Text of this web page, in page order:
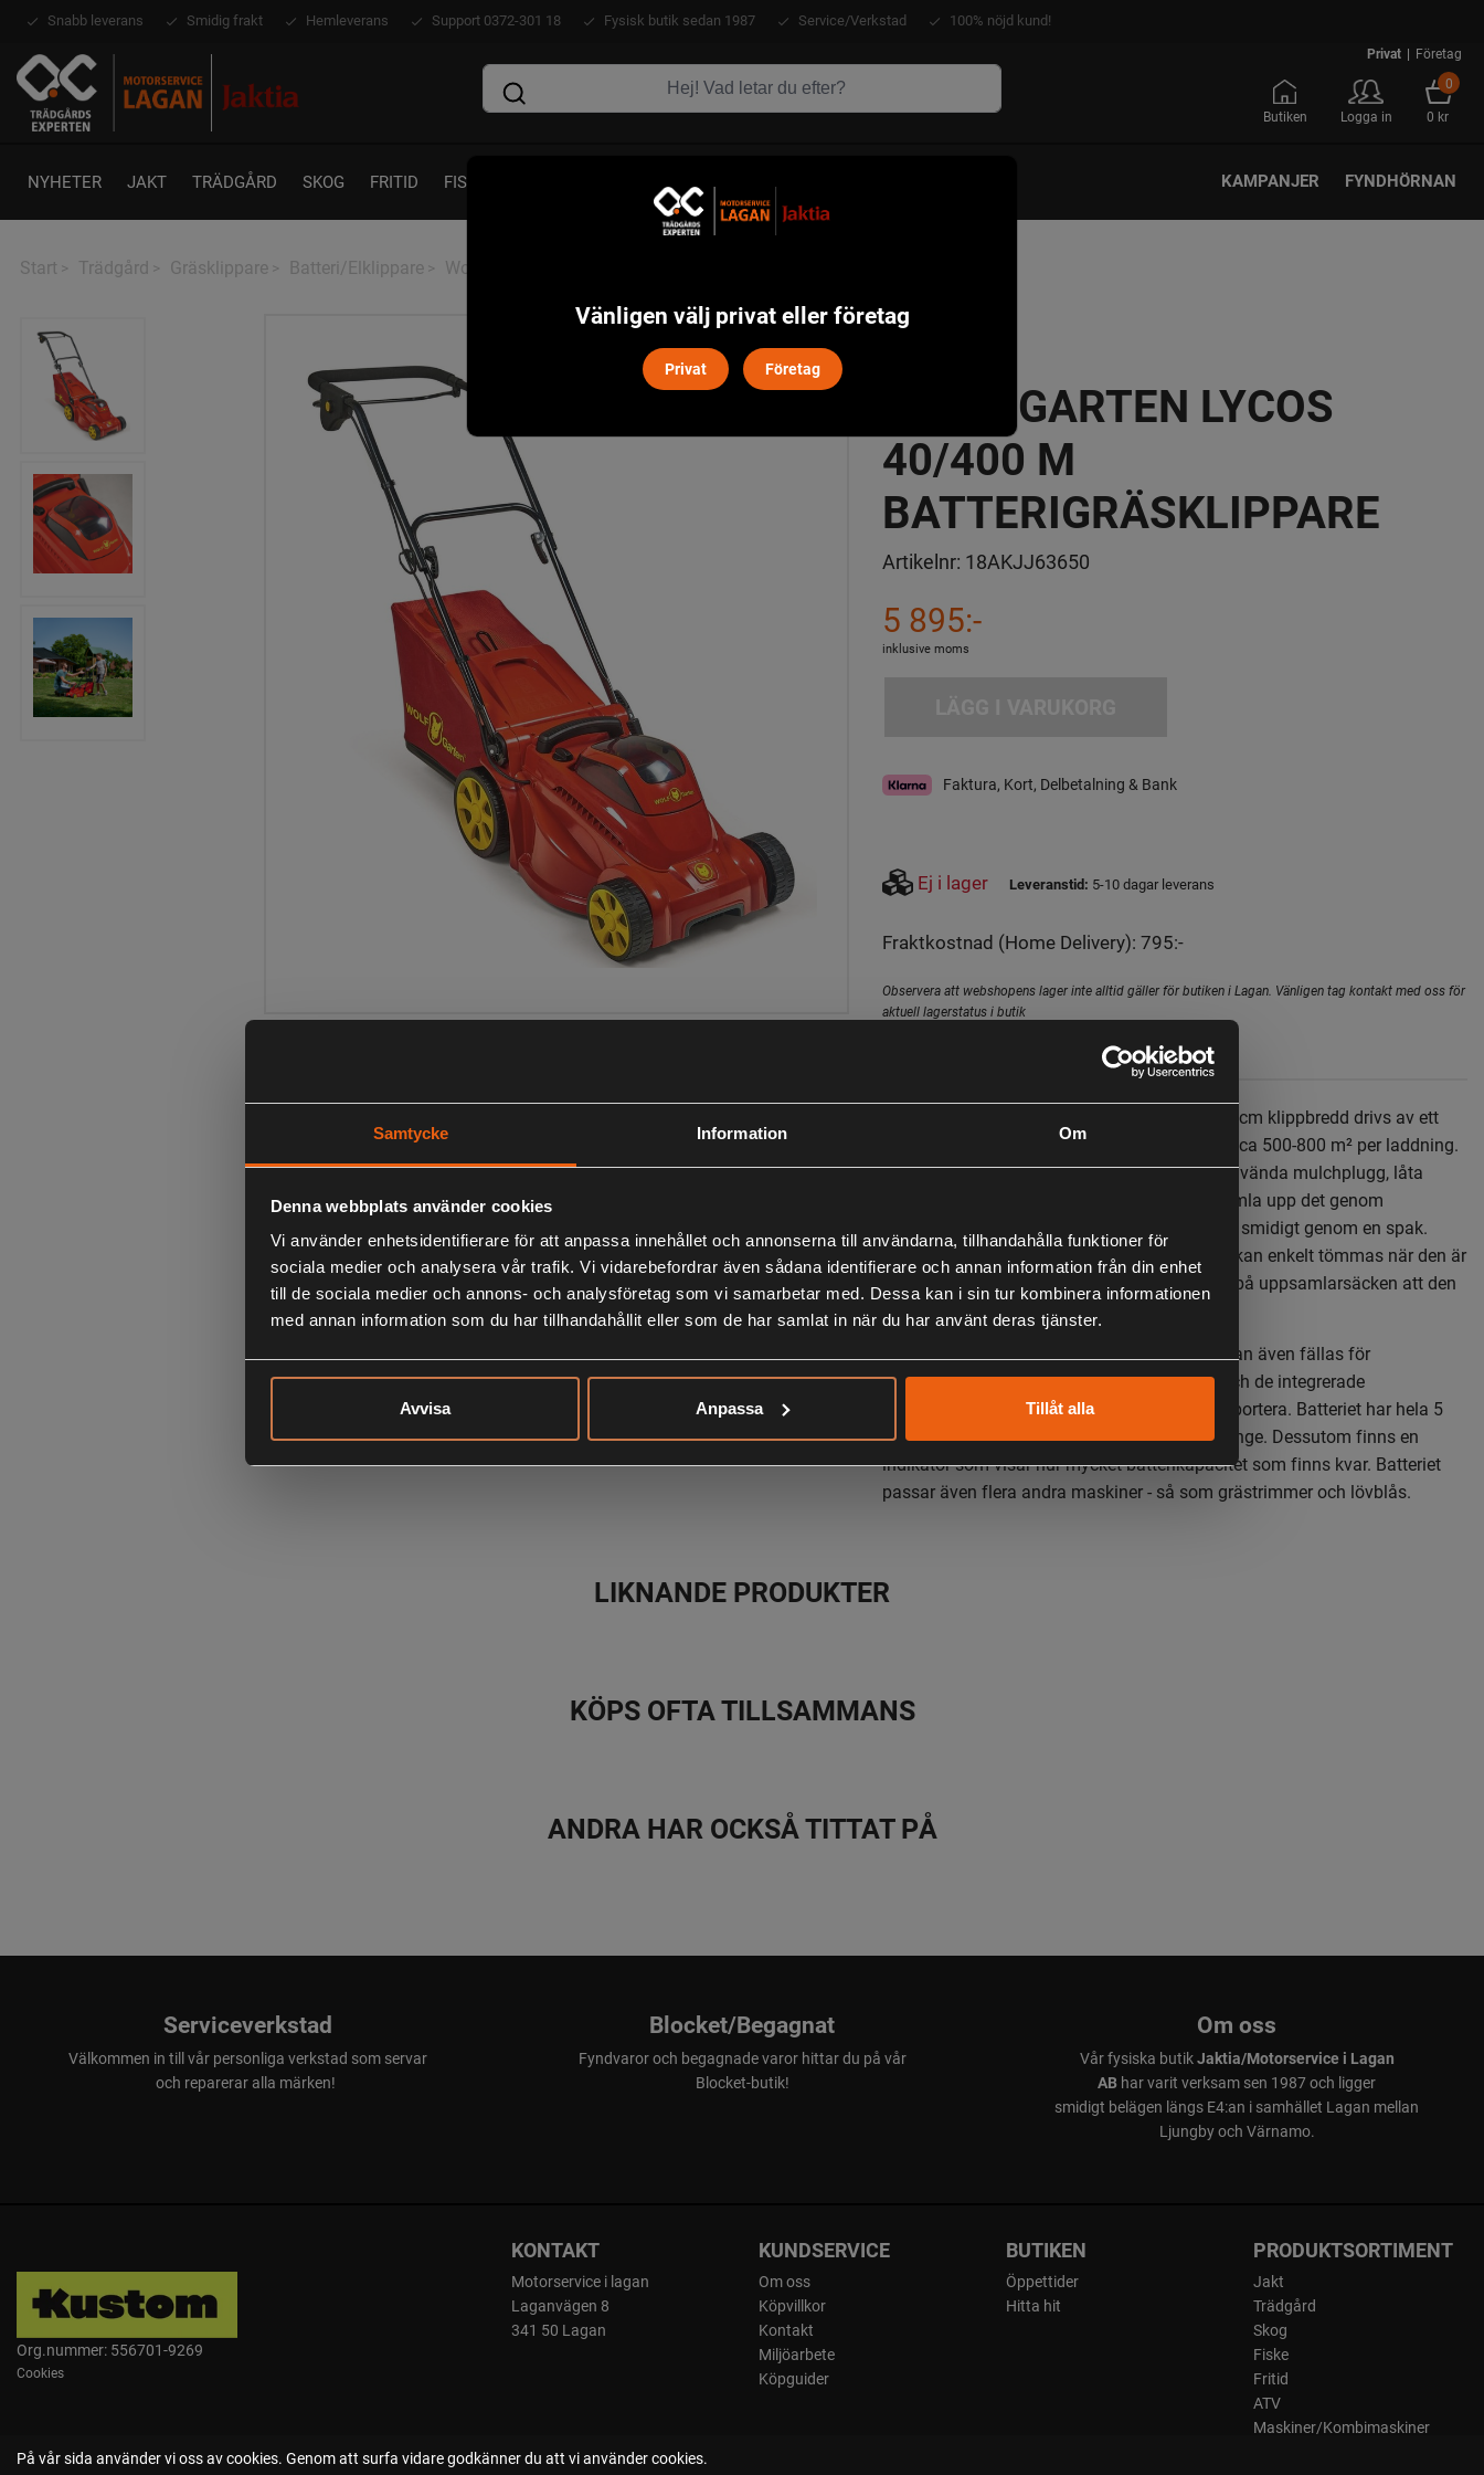
Samtycke Information Om
Denna webbplats använder cookies
Vi använder enhetsidentifierare för att anpassa innehållet och annonserna till användarna, tillhandahålla funktioner för
sociala medier och analysera vår trafik. Vi vidarebefordrar även sådana identifierare och annan information från din enhet
till de sociala medier och annons- och analysföretag som vi samarbetar med. Dessa kan i sin tur kombinera informationen
med annan information som du har tillhandahållit eller som de har samlat in när du har använt deras tjänster.
Avvisa Anpassa Tillåt alla
Snabb leverans Smidig frakt Hemleverans Support 0372-301 18 Fysisk butik sedan 1987 Service/Verkstad 100% nöjd kund!
Privat | Företag
Butiken Logga in
0
0 kr
NYHETER JAKT TRÄDGÅRD SKOG FRITID FISKE KAMPANJER FYNDHÖRNAN
Start > Trädgård > Gräsklippare > Batteri/Elklippare > Wolf Garten
WOLF-GARTEN LYCOS
40/400 M
BATTERIGRÄSKLIPPARE
Artikelnr: 18AKJJ63650
5 895:-
inklusive moms
Faktura, Kort, Delbetalning & Bank
Ej i lager Leveranstid: 5-10 dagar leverans
Fraktkostnad (Home Delivery): 795:-
Observera att webshopens lager inte alltid gäller för butiken i Lagan. Vänligen tag kontakt med oss för
aktuell lagerstatus i butik
Specifikation
Batterigräsklipparen Lycos 40/400 M med 40 cm klippbredd drivs av ett
kraftfullt 40 V LI-ION batteri med kapacitet på ca 500-800 m² per laddning.
Med 3-in-1 funktion väljer man om man vill använda mulchplugg, låta
gräset kasta ut det genom öppningen eller samla upp det genom
uppsamlaren. Klipphöjden justeras enkelt och smidigt genom en spak.
Uppsamlaren har en kapacitet på 40 liter och kan enkelt tömmas när den är
full. Vid full säck indikerar fyllnadsindikatorn på uppsamlarsäcken att den
är dags att tömmas.
Handtaget har ett bekvämt mjukt grepp och kan även fällas för
platsbesparande förvaring. Den låga vikten och de integrerade
bärhandtagen gör den lätt att flytta och transportera. Batteriet har hela 5
Ah kapacitet vilket gör det möjligt att jobba länge. Dessutom finns en
indikator som visar hur mycket batterikapacitet som finns kvar. Batteriet
passar även flera andra maskiner - så som grästrimmer och lövblås.
LIKNANDE PRODUKTER
KÖPS OFTA TILLSAMMANS
ANDRA HAR OCKSÅ TITTAT PÅ
Serviceverkstad
Välkommen in till vår personliga verkstad som servar
och reparerar alla märken!
Blocket/Begagnat
Fyndvaror och begagnade varor hittar du på vår
Blocket-butik!
Om oss
Vår fysiska butikJaktia/Motorservice i Lagan
AB har varit verksam sen 1987 och ligger
smidigt belägen längs E4:an i samhället Lagan mellan
Ljungby och Värnamo.
Org.nummer: 556701-9269
Cookies
KONTAKT
Motorservice i lagan
Laganvägen 8
341 50 Lagan
KUNDSERVICE
Om oss
Köpvillkor
Kontakt
Miljöarbete
Köpguider
BUTIKEN
Öppettider
Hitta hit
PRODUKTSORTIMENT
Jakt
Trädgård
Skog
Fiske
Fritid
ATV
Maskiner/Kombimaskiner
Vänligen välj privat eller företag
Privat Företag
På vår sida använder vi oss av cookies. Genom att surfa vidare godkänner du att vi använder cookies.